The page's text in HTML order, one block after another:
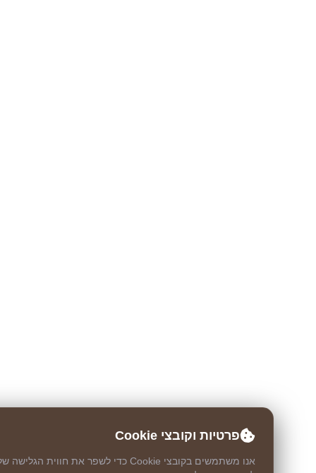
פרטיות וקובצי Cookie
אנו משתמשים בקובצי Cookie כדי לשפר את חווית הגלישה שלך,